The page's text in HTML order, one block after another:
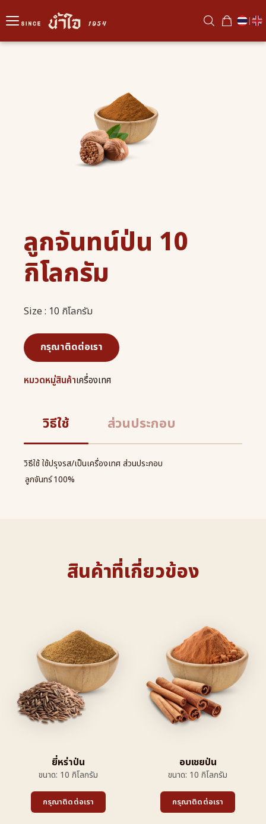
|
ลูกจันทน์ป่น 10
กิโลกรัม
Size : 10 กิโลกรัม
กรุณาติดต่อเรา
หมวดหมู่สินค้าเครื่องเทศ
วิธีใช้ ส่วนประกอบ
วิธีใช้ ใช้ปรุงรส/เป็นเครื่องเทศ ส่วนประกอบ
ลูกจันทร์100%
สินค้าที่เกี่ยวข้อง
ยี่หร่าป่น
ขนาด: 10 กิโลกรัม
กรุณาติดต่อเรา
อบเชยป่น
ขนาด: 10 กิโลกรัม
กรุณาติดต่อเรา